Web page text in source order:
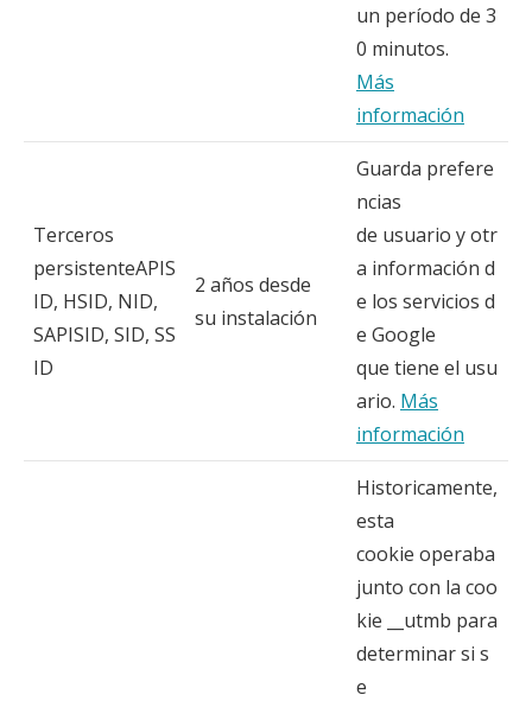
un período de 3
0 minutos.
Más
información
Terceros
persistenteAPIS
ID, HSID, NID,
SAPISID, SID, SS
ID
2 años desde
su instalación
Guarda prefere
ncias
de usuario y otr
a información d
e los servicios d
e Google
que tiene el usu
ario. Más
información
Historicamente,
esta
cookie operaba
junto con la coo
kie __utmb para
determinar si s
e